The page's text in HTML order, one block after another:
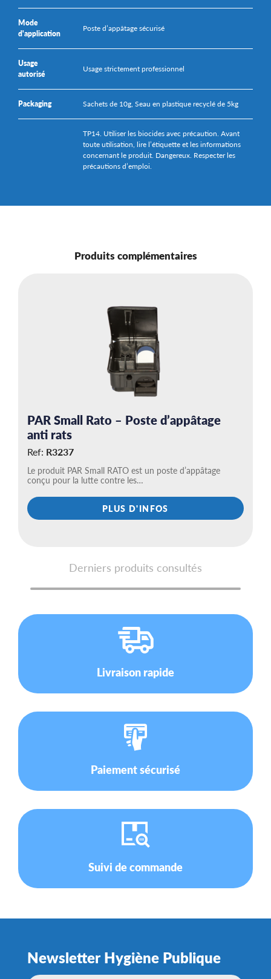
Mode
d'application
Poste d’appâtage sécurisé
Usage
autorisé
Usage strictement professionnel
Packaging Sachets de 10g, Seau en plastique recyclé de 5kg
TP14. Utiliser les biocides avec précaution. Avant
toute utilisation, lire l’étiquette et les informations
concernant le produit. Dangereux. Respecter les
précautions d’emploi.
Produits complémentaires
PAR Small Rato – Poste d’appâtage
anti rats
Ref: R3237
Le produit PAR Small RATO est un poste d’appâtage
conçu pour la lutte contre les…
PLUS D'INFOS
Derniers produits consultés
Livraison rapide
Paiement sécurisé
Suivi de commande
Newsletter Hygiène Publique